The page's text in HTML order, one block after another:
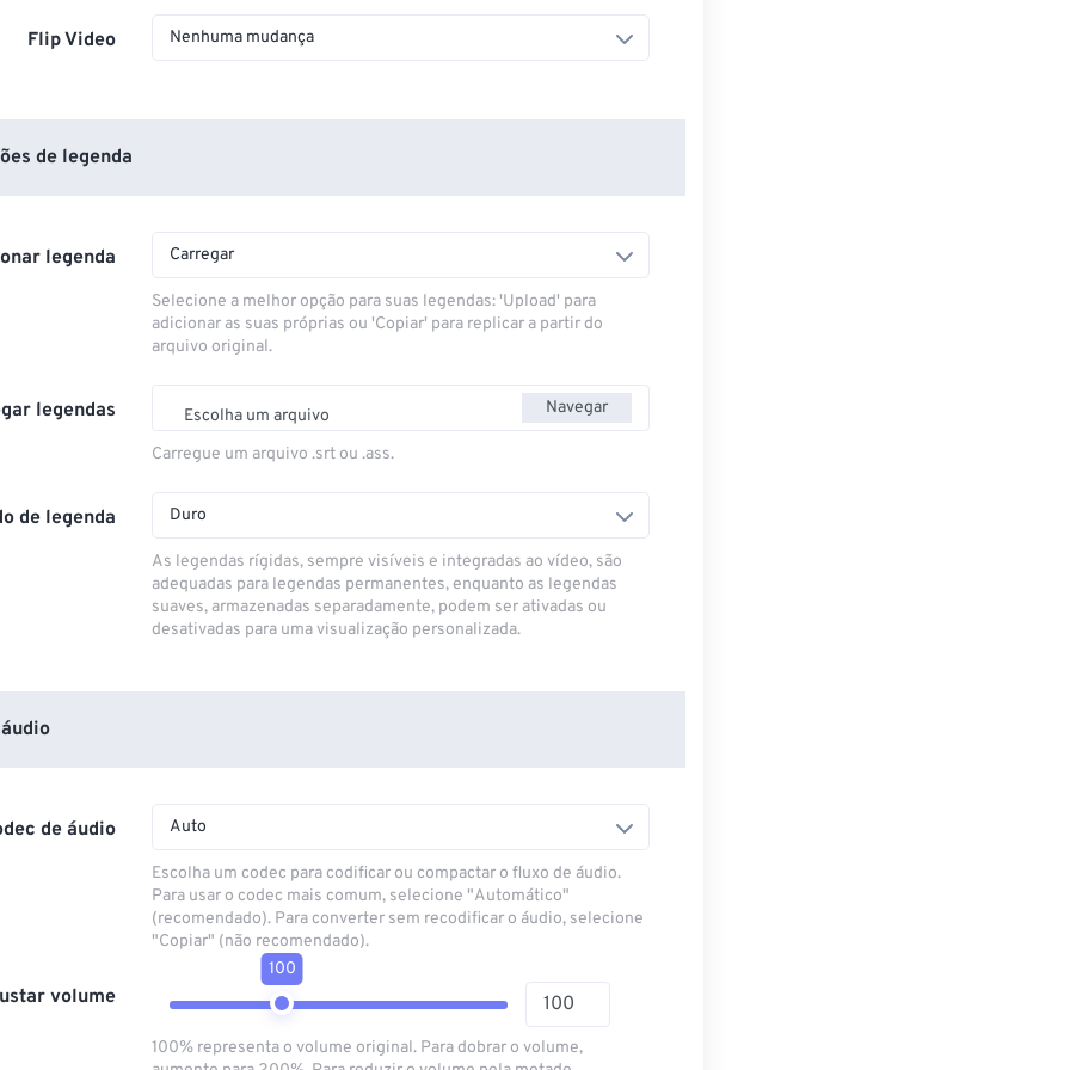
Flip Video Nenhuma mudança
de legenda
legenda Carregar
Selecione a melhor opção para suas legendas: 'Upload' para
adicionar as suas próprias ou 'Copiar' para replicar a partir do
arquivo original.
legendas Escolha um arquivo Navegar
Carregue um arquivo .srt ou .ass.
de legenda Duro
As legendas rígidas, sempre visíveis e integradas ao vídeo, são
adequadas para legendas permanentes, enquanto as legendas
suaves, armazenadas separadamente, podem ser ativadas ou
desativadas para uma visualização personalizada.
de áudio Auto
Escolha um codec para codificar ou compactar o fluxo de áudio.
Para usar o codec mais comum, selecione "Automático"
(recomendado). Para converter sem recodificar o áudio, selecione
"Copiar" (não recomendado).
volume
100
100% representa o volume original. Para dobrar o volume,